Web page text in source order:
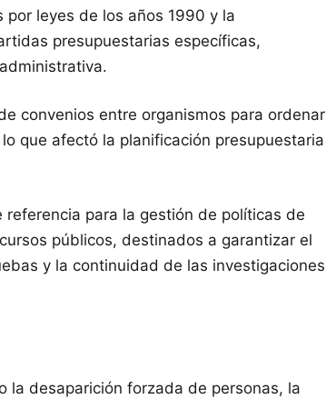
por leyes de los años 1990 y la
presupuestarias específicas,
convenios entre organismos para ordenar
que afectó la planificación presupuestaria
para la gestión de políticas de
públicos, destinados a garantizar el
y la continuidad de las investigaciones
la desaparición forzada de personas, la